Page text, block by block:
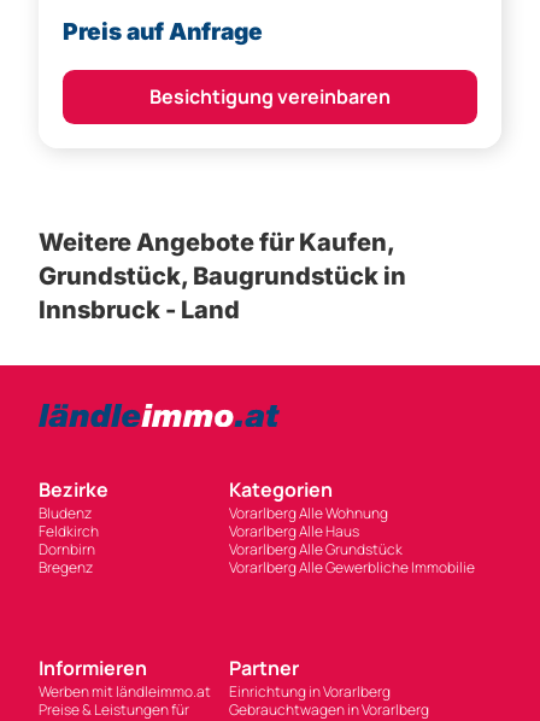
Besichtigung vereinbaren
Grundstück, Baugrundstück in
Innsbruck - Land
Feldkirch
Dornbirn
Bregenz
Vorarlberg Alle Haus
Vorarlberg Alle Grundstück
Vorarlberg Alle Gewerbliche Immobilie
Preise & Leistungen für
private Anbieter
Newsletter Anmeldung
Cookie Einstellungen
Gebrauchtwagen in Vorarlberg
Vorarlberg News
Jobs in Vorarlberg
Deals in Vorarlberg